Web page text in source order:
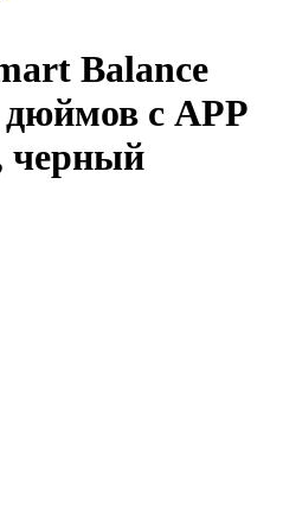
Balance
дюймов c АРР
черный